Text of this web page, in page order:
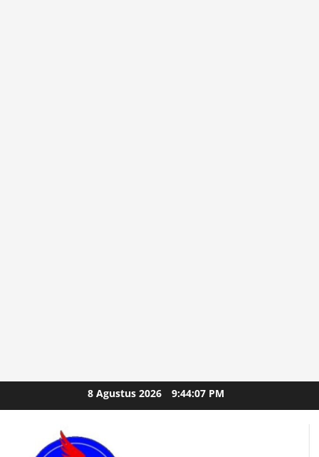
to
8 Agustus 2026 9:44:09 PM